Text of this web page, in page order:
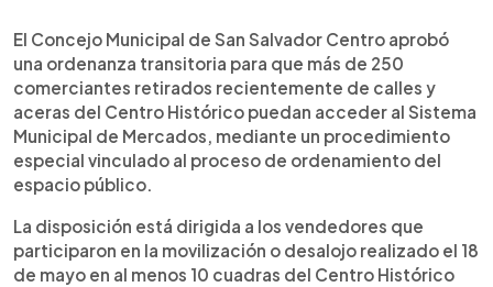
Escuchar artículo
El Concejo Municipal de San Salvador Centro
aprobó una ordenanza transitoria para incorporar
al Sistema Municipal de Mercados a comerciantes
desalojados del Centro Histórico, mediante un
régimen especial que reduce requisitos y permite
optar a puestos según disponibilidad municipal.
El Concejo Municipal de San Salvador Centro aprobó
una ordenanza transitoria para que más de 250
comerciantes retirados recientemente de calles y
aceras del Centro Histórico puedan acceder al Sistema
Municipal de Mercados, mediante un procedimiento
especial vinculado al proceso de ordenamiento del
espacio público.
La disposición está dirigida a los vendedores que
participaron en la movilización o desalojo realizado el 18
de mayo en al menos 10 cuadras del Centro Histórico